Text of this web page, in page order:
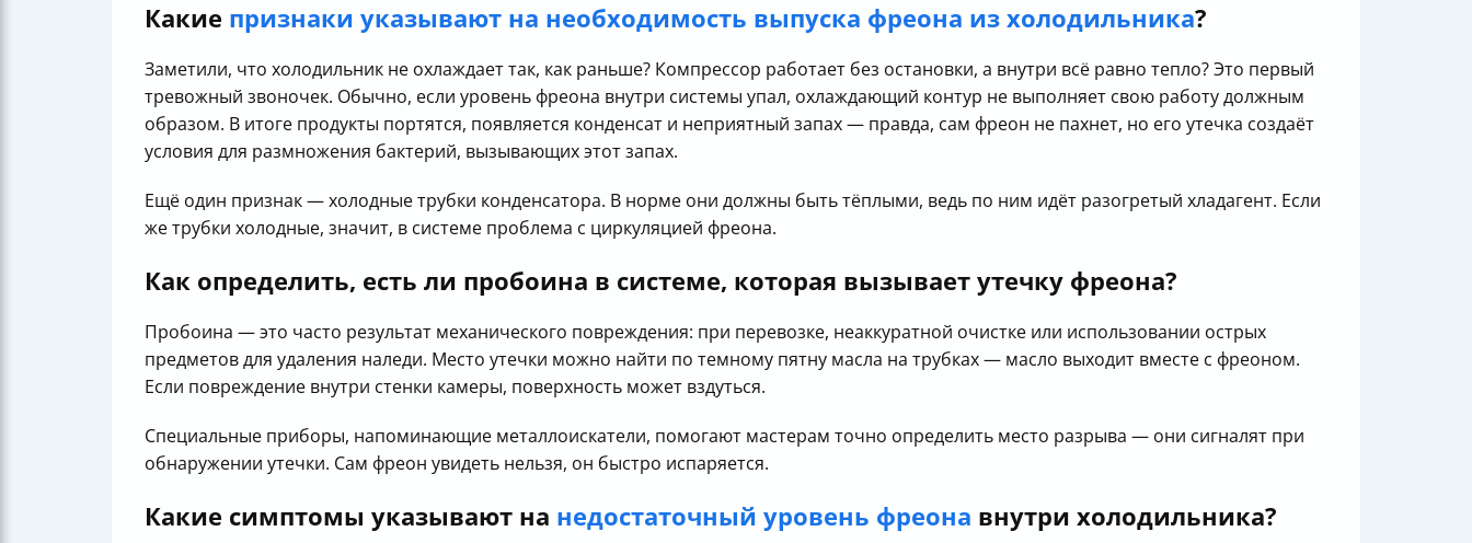
Какие признаки указывают на необходимость выпуска фреона из холодильника?
Заметили, что холодильник не охлаждает так, как раньше? Компрессор работает без остановки, а внутри всё равно тепло? Это первый
тревожный звоночек. Обычно, если уровень фреона внутри системы упал, охлаждающий контур не выполняет свою работу должным
образом. В итоге продукты портятся, появляется конденсат и неприятный запах — правда, сам фреон не пахнет, но его утечка создаёт
условия для размножения бактерий, вызывающих этот запах.
Ещё один признак — холодные трубки конденсатора. В норме они должны быть тёплыми, ведь по ним идёт разогретый хладагент. Если
же трубки холодные, значит, в системе проблема с циркуляцией фреона.
Как определить, есть ли пробоина в системе, которая вызывает утечку фреона?
Пробоина — это часто результат механического повреждения: при перевозке, неаккуратной очистке или использовании острых
предметов для удаления наледи. Место утечки можно найти по темному пятну масла на трубках — масло выходит вместе с фреоном.
Если повреждение внутри стенки камеры, поверхность может вздуться.
Специальные приборы, напоминающие металлоискатели, помогают мастерам точно определить место разрыва — они сигналят при
обнаружении утечки. Сам фреон увидеть нельзя, он быстро испаряется.
Какие симптомы указывают на недостаточный уровень фреона внутри холодильника?